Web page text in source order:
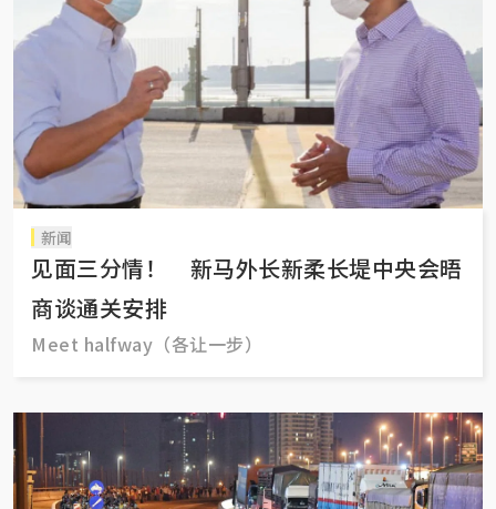
新闻
见面三分情！ 新马外长新柔长堤中央会晤
商谈通关安排
Meet halfway（各让一步）